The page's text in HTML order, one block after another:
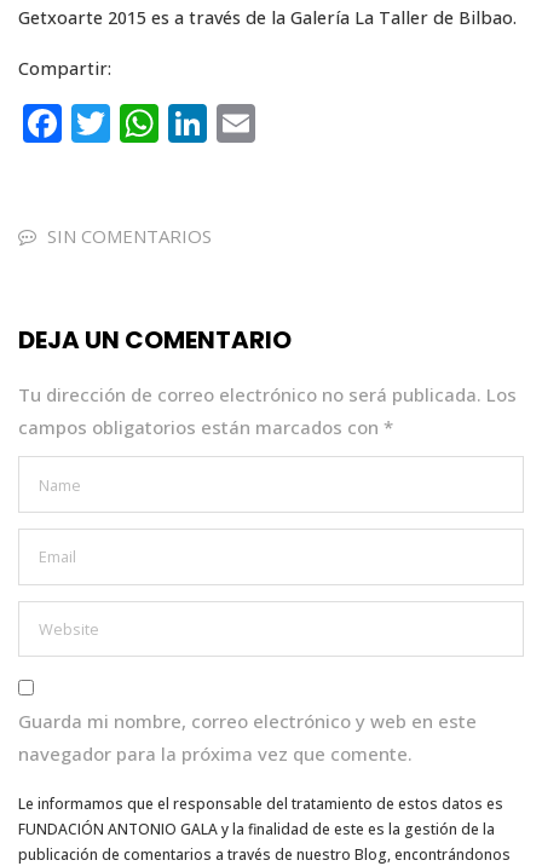
Getxoarte 2015 es a través de la Galería La Taller de Bilbao.
Compartir:
F
e
o
k
T
te
W
ts
p
Li
e
SIN COMENTARIOS
DEJA UN COMENTARIO
Tu dirección de correo electrónico no será publicada. Los
campos obligatorios están marcados con *
Guarda mi nombre, correo electrónico y web en este
navegador para la próxima vez que comente.
Le informamos que el responsable del tratamiento de estos datos es
FUNDACIÓN ANTONIO GALA y la finalidad de este es la gestión de la
publicación de comentarios a través de nuestro Blog, encontrándonos